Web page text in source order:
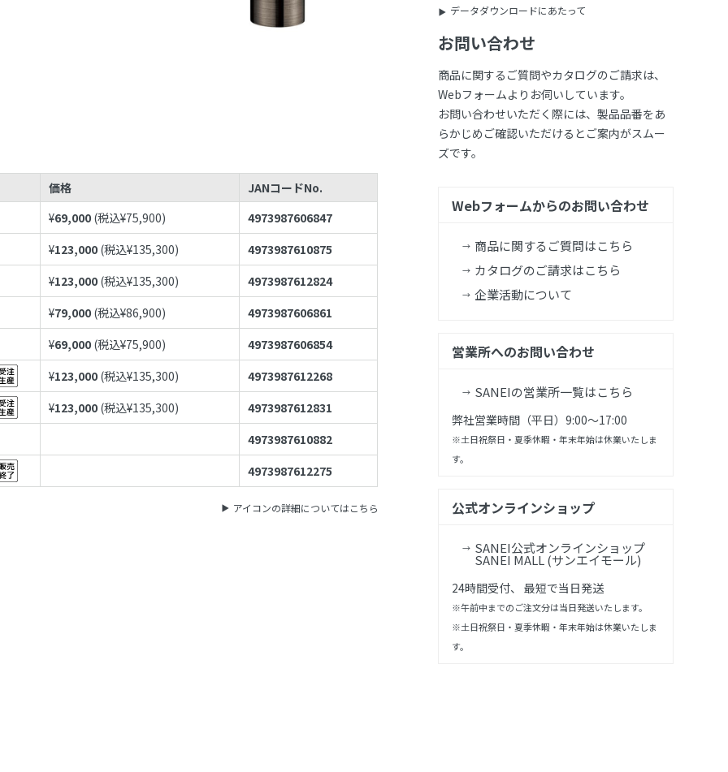
価格
JANコードNo.
¥69,000 (税込¥75,900)
4973987606847
¥123,000 (税込¥135,300)
4973987610875
¥123,000 (税込¥135,300)
4973987612824
¥79,000 (税込¥86,900)
4973987606861
¥69,000 (税込¥75,900)
4973987606854
¥123,000 (税込¥135,300)
4973987612268
¥123,000 (税込¥135,300)
4973987612831
4973987610882
4973987612275
アイコンの詳細についてはこちら
データダウンロードにあたって
お問い合わせ
商品に関するご質問やカタログのご請求は、
Webフォームよりお伺いしています。
お問い合わせいただく際には、製品品番をあ
らかじめご確認いただけるとご案内がスムー
ズです。
Webフォームからのお問い合わせ
商品に関するご質問はこちら
カタログのご請求はこちら
企業活動について
営業所へのお問い合わせ
SANEIの営業所一覧はこちら
弊社営業時間（平日）9:00～17:00
※土日祝祭日・夏季休暇・年末年始は休業いたしま
す。
公式オンラインショップ
SANEI公式オンラインショップ
SANEI MALL (サンエイモール)
24時間受付、 最短で当日発送
※午前中までのご注文分は当日発送いたします。
※土日祝祭日・夏季休暇・年末年始は休業いたしま
す。